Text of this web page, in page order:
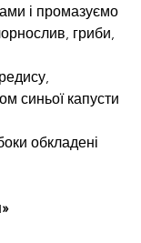
і промазуємо
гриби,
синьої капусти
обкладені